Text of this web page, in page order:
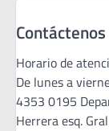
Contáctenos
Horario de
De lunes a
4353 0195
Herrera esq.